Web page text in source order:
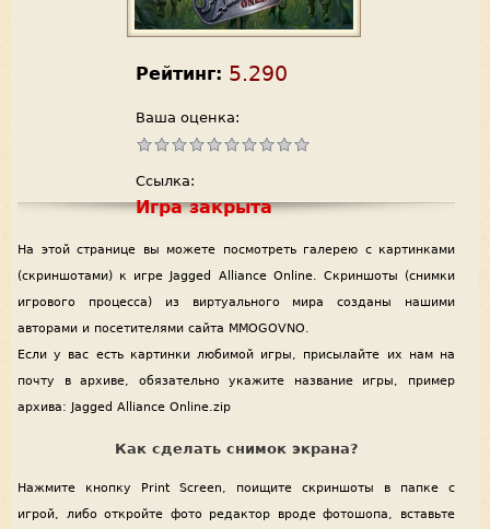
Рейтинг: 5.290
Ваша оценка:
Ссылка:
Игра закрыта
На этой странице вы можете посмотреть галерею с картинками
(скриншотами) к игре Jagged Alliance Online. Скриншоты (снимки
игрового процесса) из виртуального мира созданы нашими
авторами и посетителями сайта MMOGOVNO.
Если у вас есть картинки любимой игры, присылайте их нам на
почту в архиве, обязательно укажите название игры, пример
архива: Jagged Alliance Online.zip
Как сделать снимок экрана?
Нажмите кнопку Print Screen, поищите скриншоты в папке с
игрой, либо откройте фото редактор вроде фотошопа, вставьте